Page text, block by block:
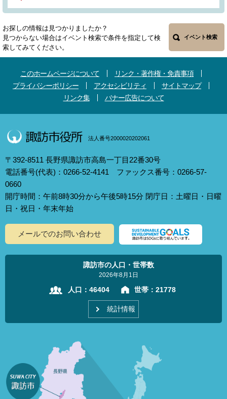
お探しの情報は見つかりましたか？
見つからない場合はイベント検索で条件を指定して検
索してみてください。
イベント検索
このホームページについて
リンク・著作権・免責事項
プライバシーポリシー
アクセシビリティ
サイトマップ
リンク集
バナー広告について
法人番号2000020202061
〒392-8511 長野県諏訪市高島一丁目22番30号
電話番号(代表)：0266-52-4141 ファックス番号：0266-57-
0660
開庁時間：午前8時30分から午後5時15分 閉庁日：土曜日・日曜
日・祝日・年末年始
メールでのお問い合わせ
諏訪市の人口・世帯数
2026年8月1日
人口： 46404 世帯： 21778
統計情報